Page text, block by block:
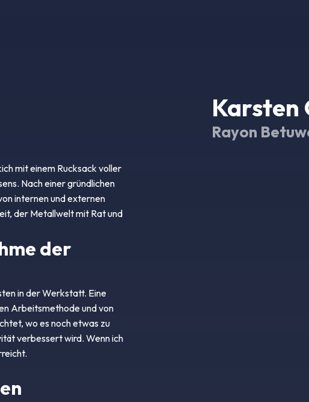
mit einem Rucksack voller
Nach einer gründlichen
internen und externen
der Metallwelt mit Rat und
der
in der Werkstatt. Eine
Arbeitsmethode und von
wo es noch etwas zu
verbessert wird. Wenn ich
Karsten
Rayon